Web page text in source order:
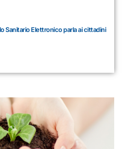
Sanitario Elettronico parla ai cittadini